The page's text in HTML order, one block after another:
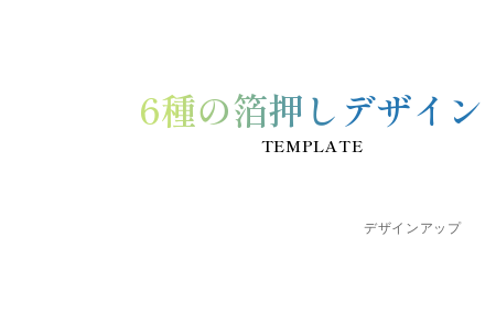
6種の箔押しデザイン
TEMPLATE
デザインアップ